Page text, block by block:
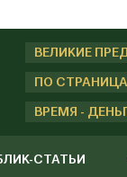
ВЕЛИКИЕ
ПО
ВРЕМЯ -
СТАТЬИ